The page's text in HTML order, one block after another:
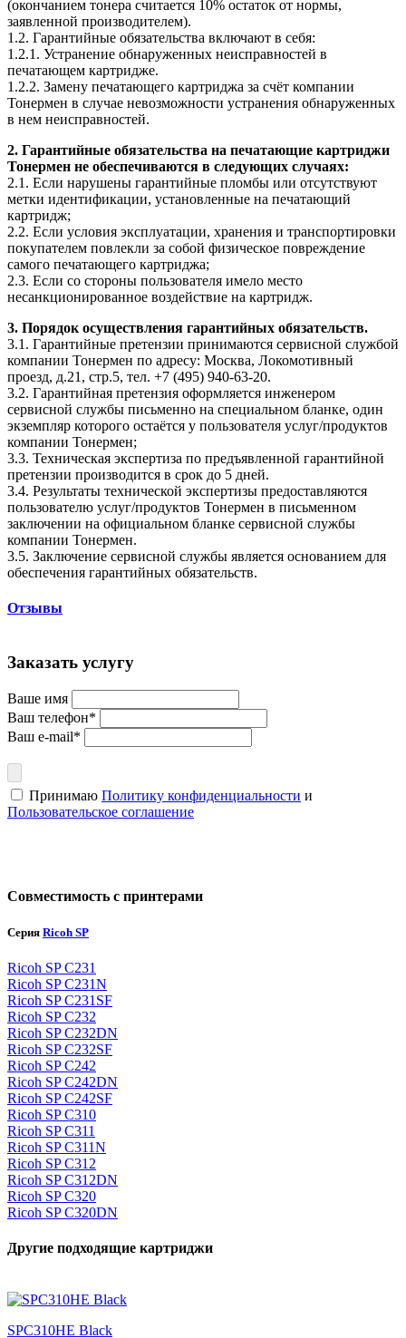
(окончанием тонера считается 10% остаток от нормы,
заявленной производителем).
1.2. Гарантийные обязательства включают в себя:
1.2.1. Устранение обнаруженных неисправностей в
печатающем картридже.
1.2.2. Замену печатающего картриджа за счёт компании
Тонермен в случае невозможности устранения обнаруженных
в нем неисправностей.
2. Гарантийные обязательства на печатающие картриджи
Тонермен не обеспечиваются в следующих случаях:
2.1. Если нарушены гарантийные пломбы или отсутствуют
метки идентификации, установленные на печатающий
картридж;
2.2. Если условия эксплуатации, хранения и транспортировки
покупателем повлекли за собой физическое повреждение
самого печатающего картриджа;
2.3. Если со стороны пользователя имело место
несанкционированное воздействие на картридж.
3. Порядок осуществления гарантийных обязательств.
3.1. Гарантийные претензии принимаются сервисной службой
компании Тонермен по адресу: Москва, Локомотивный
проезд, д.21, стр.5, тел. +7 (495) 940-63-20.
3.2. Гарантийная претензия оформляется инженером
сервисной службы письменно на специальном бланке, один
экземпляр которого остаётся у пользователя услуг/продуктов
компании Тонермен;
3.3. Техническая экспертиза по предъявленной гарантийной
претензии производится в срок до 5 дней.
3.4. Результаты технической экспертизы предоставляются
пользователю услуг/продуктов Тонермен в письменном
заключении на официальном бланке сервисной службы
компании Тонермен.
3.5. Заключение сервисной службы является основанием для
обеспечения гарантийных обязательств.
Отзывы
Заказать услугу
Ваше имя
Ваш телефон*
Ваш e-mail*
Принимаю Политику конфиденциальности и
Пользовательское соглашение
Совместимость с принтерами
Серия Ricoh SP
Ricoh SP C231
Ricoh SP C231N
Ricoh SP C231SF
Ricoh SP C232
Ricoh SP C232DN
Ricoh SP C232SF
Ricoh SP C242
Ricoh SP C242DN
Ricoh SP C242SF
Ricoh SP C310
Ricoh SP C311
Ricoh SP C311N
Ricoh SP C312
Ricoh SP C312DN
Ricoh SP C320
Ricoh SP C320DN
Другие подходящие картриджи
SPC310HE Black